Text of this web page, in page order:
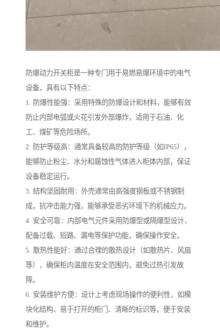
防爆动力开关柜是一种专门用于易燃易爆环境中的电气
设备，具有以下特点：
1. 防爆性能强：采用特殊的防爆设计和材料，能够有效
防止内部电弧或火花引发外部爆炸，适用于石油、化
工、煤矿等危险场所。
2. 防护等级高：通常具备较高的防护等级（如IP65），
能够防止粉尘、水分和腐蚀性气体进入柜体内部，保证
设备稳定运行。
3. 结构坚固耐用：外壳通常由高强度钢板或不锈钢制
成，抗冲击能力强，能够承受恶劣环境下的机械应力。
4. 安全可靠：内部电气元件采用防爆型或隔爆型设计，
配备过载、短路、漏电等保护功能，确保操作安全。
5. 散热性能好：通过合理的散热设计（如散热片、风扇
等），确保柜内温度在安全范围内，避免过热引发故
障。
6. 安装维护方便：设计上考虑现场操作的便利性，如模
块化结构、易于打开的柜门、清晰的标识等，便于安装
和维护。